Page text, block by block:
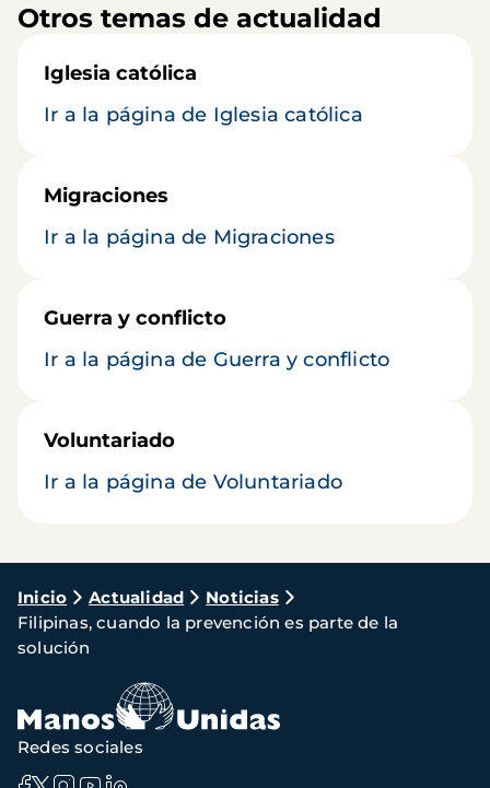
Otros temas de actualidad
Iglesia católica
Ir a la página de Iglesia católica
Migraciones
Ir a la página de Migraciones
Guerra y conflicto
Ir a la página de Guerra y conflicto
Voluntariado
Ir a la página de Voluntariado
Ruta
de
navegación
Inicio Actualidad
Noticias
Filipinas, cuando la prevención es parte de la
solución
Redes sociales